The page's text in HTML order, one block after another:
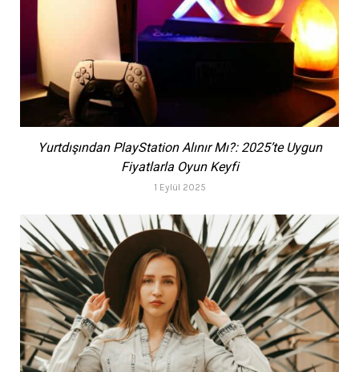
Yurtdışından PlayStation Alınır Mı?: 2025’te Uygun
Fiyatlarla Oyun Keyfi
1 Eylül 2025